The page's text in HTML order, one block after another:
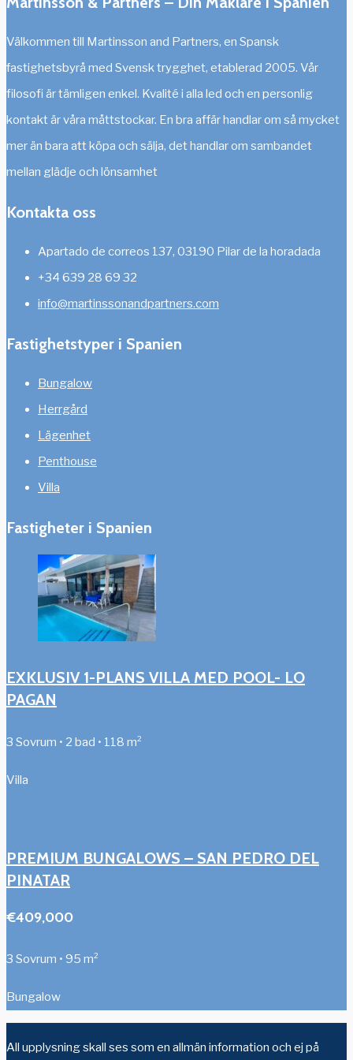
Välkommen till Martinsson and Partners, en Spansk
fastighetsbyrå med Svensk trygghet, etablerad 2005. Vår
filosofi är tämligen enkel. Kvalité i alla led och en personlig
kontakt är våra måttstockar. En bra affär handlar om så mycket
mer än bara att köpa och sälja, det handlar om sambandet
mellan glädje och lönsamhet
Kontakta oss
Apartado de correos 137, 03190 Pilar de la horadada
+34 639 28 69 32
info@martinssonandpartners.com
Fastighetstyper i Spanien
Bungalow
Herrgård
Lägenhet
Penthouse
Villa
Fastigheter i Spanien
EXKLUSIV 1-PLANS VILLA MED POOL- LO
PAGAN
3 Sovrum • 2 bad • 118 m²
Villa
PREMIUM BUNGALOWS – SAN PEDRO DEL
PINATAR
€409,000
3 Sovrum • 95 m²
Bungalow
All upplysning skall ses som en allmän information och ej på